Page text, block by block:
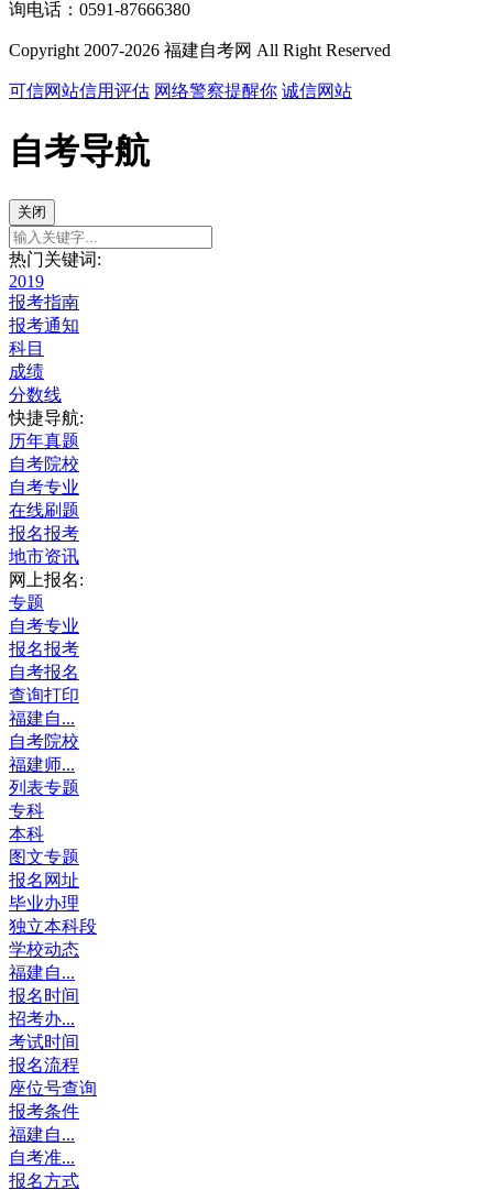
询电话：0591-87666380
Copyright 2007-2026 福建自考网 All Right Reserved
可信网站信用评估 网络警察提醒你 诚信网站
自考导航
关闭
热门关键词:
2019
报考指南
报考通知
科目
成绩
分数线
快捷导航:
历年真题
自考院校
自考专业
在线刷题
报名报考
地市资讯
网上报名:
专题
自考专业
报名报考
自考报名
查询打印
福建自...
自考院校
福建师...
列表专题
专科
本科
图文专题
报名网址
毕业办理
独立本科段
学校动态
福建自...
报名时间
招考办...
考试时间
报名流程
座位号查询
报考条件
福建自...
自考准...
报名方式